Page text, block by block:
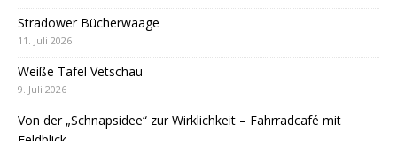
Stradower Bücherwaage
11. Juli 2026
Weiße Tafel Vetschau
9. Juli 2026
Von der „Schnapsidee“ zur Wirklichkeit – Fahrradcafé mit